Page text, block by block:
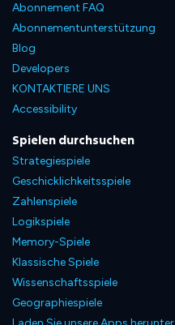
Abonnement FAQ
Abonnementunterstützung
Blog
Developers
KONTAKTIERE UNS
Accessibility
Spielen durchsuchen
Strategiespiele
Geschicklichkeitsspiele
Zahlenspiele
Logikspiele
Memory-Spiele
Klassische Spiele
Wissenschaftsspiele
Geographiespiele